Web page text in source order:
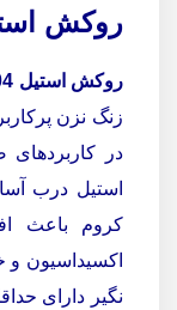
روکش استیل 304 نگیر
روکش استیل 304
زنگ نزن
در
استیل درب
کروم باعث